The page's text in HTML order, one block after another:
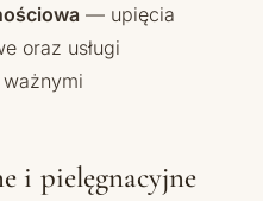
— upięcia
oraz usługi
i pielęgnacyjne